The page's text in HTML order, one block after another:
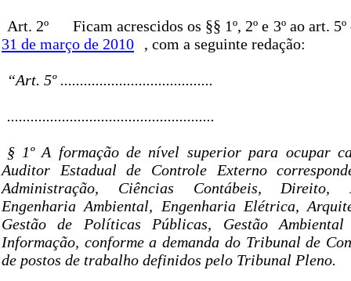
Art. 2º
Ficam acrescidos os §§ 1º, 2º e 3º ao art.
31 de março de 2010
, com a seguinte redação:
“Art. 5º .......................................
.....................................................
§ 1º A formação de nível superior para ocupar
Auditor Estadual de Controle Externo
Administração, Ciências Contábeis, Direito,
Engenharia Ambiental, Engenharia Elétrica,
Gestão de Políticas Públicas, Gestão
Informação, conforme a demanda do Tribunal de
de postos de trabalho definidos pelo Tribunal Pleno.